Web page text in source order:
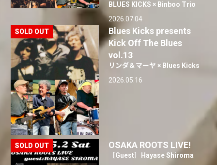
BLUES KICKS × Binboo Trio
2026.07.04
Blues Kicks presents
Kick Off The Blues
vol.13
リンダ＆マーヤ × Blues Kicks
2026.05.16
OSAKA ROOTS LIVE!
［Guest］Hayase Shiroma